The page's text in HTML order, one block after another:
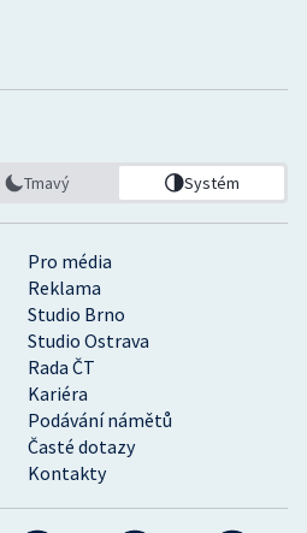
Pro média
Reklama
Studio Brno
Studio Ostrava
Rada ČT
Kariéra
Podávání námětů
Časté dotazy
Kontakty
Tmavý Systém